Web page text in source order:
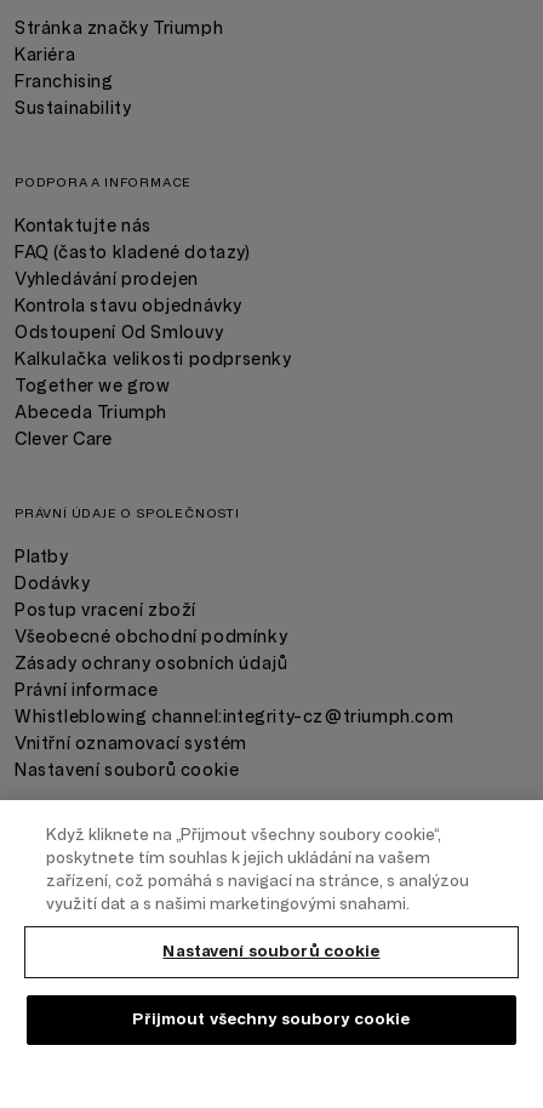
Stránka značky Triumph
Kariéra
Franchising
Sustainability
PODPORA A INFORMACE
Kontaktujte nás
FAQ (často kladené dotazy)
Vyhledávání prodejen
Kontrola stavu objednávky
Odstoupení Od Smlouvy
Kalkulačka velikosti podprsenky
Together we grow
Abeceda Triumph
Clever Care
PRÁVNÍ ÚDAJE O SPOLEČNOSTI
Platby
Dodávky
Postup vracení zboží
Všeobecné obchodní podmínky
Zásady ochrany osobních údajů
Právní informace
Whistleblowing channel:integrity-cz@triumph.com
Vnitřní oznamovací systém
Nastavení souborů cookie
PLATBA
Když kliknete na „Přijmout všechny soubory cookie“,
poskytnete tím souhlas k jejich ukládání na vašem
zařízení, což pomáhá s navigací na stránce, s analýzou
využití dat a s našimi marketingovými snahami.
Nastavení souborů cookie
Přijmout všechny soubory cookie